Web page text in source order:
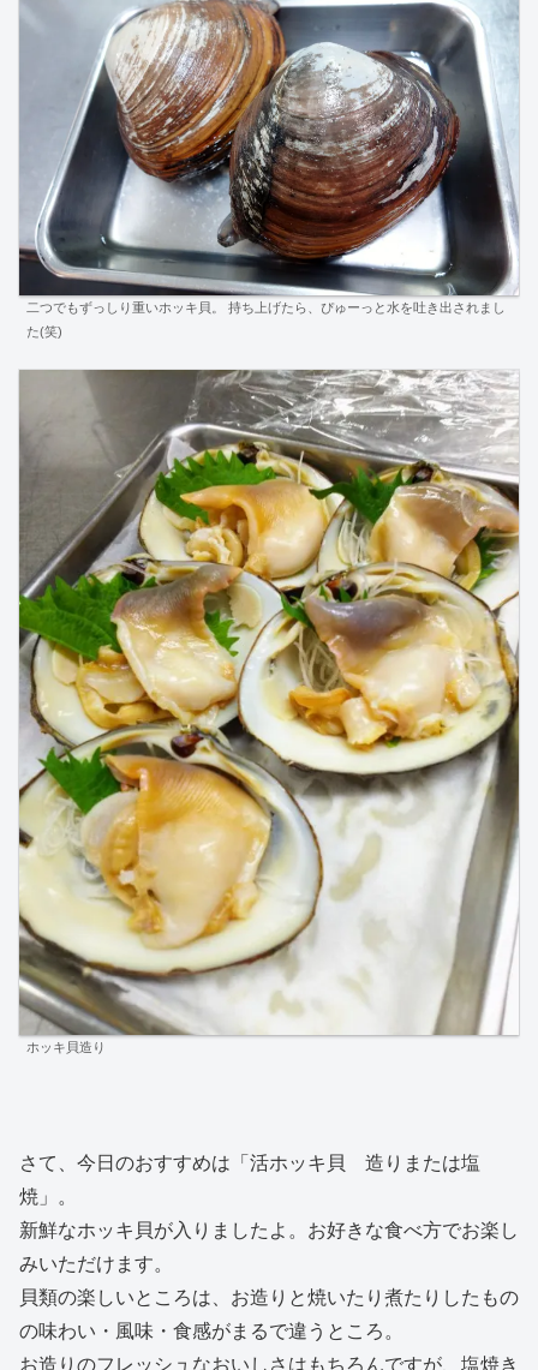
二つでもずっしり重いホッキ貝。 持ち上げたら、ぴゅーっと水を吐き出されまし
た(笑)
ホッキ貝造り
さて、今日のおすすめは「活ホッキ貝 造りまたは塩
焼」。
新鮮なホッキ貝が入りましたよ。お好きな食べ方でお楽し
みいただけます。
貝類の楽しいところは、お造りと焼いたり煮たりしたもの
の味わい・風味・食感がまるで違うところ。
お造りのフレッシュなおいしさはもちろんですが、塩焼き